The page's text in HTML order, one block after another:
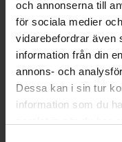
och annonserna till
för sociala medier
vidarebefordrar även
information från din
annons- och
Dessa kan i sin tur
information som du
G
PRODUKTBLAD
Invändig belysning (Ja/Nej):
Torkmängd (kg): 8
Ångfunktion (Ja/Nej): Nej